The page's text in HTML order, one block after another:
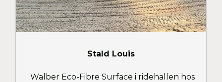
Stald Louis
Walber Eco-Fibre Surface i ridehallen hos